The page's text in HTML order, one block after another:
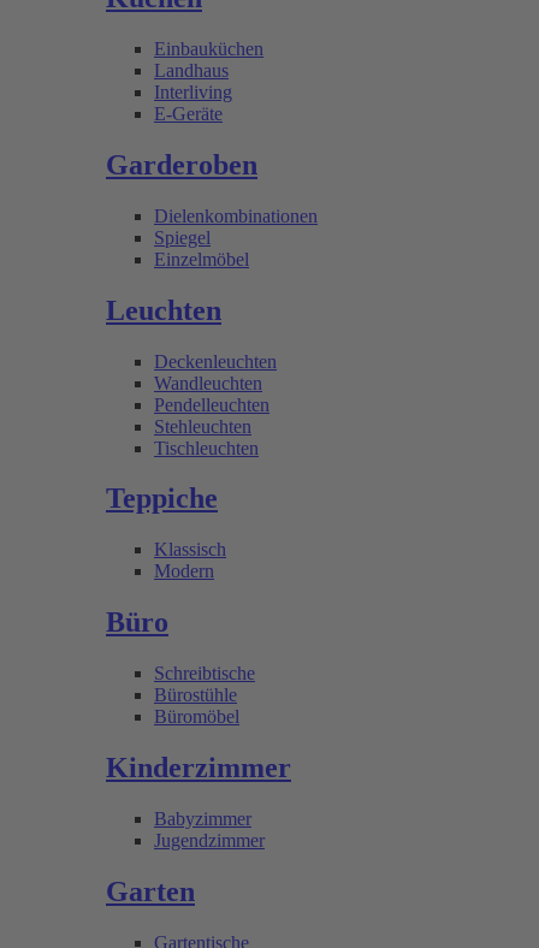
Einbauküchen
Landhaus
Interliving
E-Geräte
Garderoben
Dielenkombinationen
Spiegel
Einzelmöbel
Leuchten
Deckenleuchten
Wandleuchten
Pendelleuchten
Stehleuchten
Tischleuchten
Teppiche
Klassisch
Modern
Büro
Schreibtische
Bürostühle
Büromöbel
Kinderzimmer
Babyzimmer
Jugendzimmer
Garten
Gartentische